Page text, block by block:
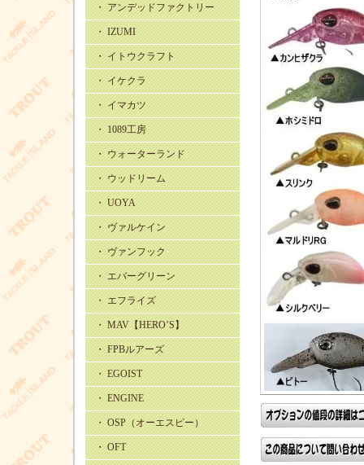
・ アンデッドファクトリー
・ IZUMI
・ イトウクラフト
・ イケクラ
・ イマカツ
・ 1089工房
・ ウォーターランド
・ ウッドリーム
・ UOYA
・ ヴァルケイン
・ ヴァンフック
・ エバーグリーン
・ エフライズ
・ MAV【HERO’S】
・ FPBルアーズ
・ EGOIST
・ ENGINE
・ OSP（オーエスピー）
・ OFT